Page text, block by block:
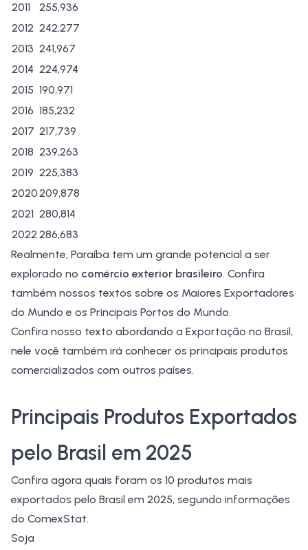
2011
255,936
2012 242,277
2013 241,967
2014 224,974
2015 190,971
2016 185,232
2017 217,739
2018 239,263
2019 225,383
2020209,878
2021 280,814
2022 286,683
Realmente, Paraíba tem um grande potencial a ser
explorado no comércio exterior brasileiro. Confira
também nossos textos sobre os Maiores Exportadores
do Mundo e os Principais Portos do Mundo.
Confira nosso texto abordando a Exportação no Brasil,
nele você também irá conhecer os principais produtos
comercializados com outros países.
Principais Produtos Exportados
pelo Brasil em 2025
Confira agora quais foram os 10 produtos mais
exportados pelo Brasil em 2025, segundo informações
do ComexStat.
Soja